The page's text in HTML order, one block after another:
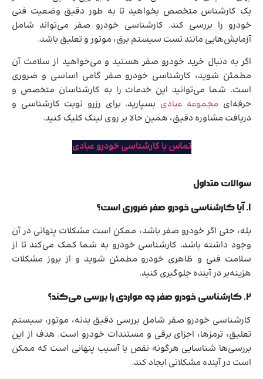
یک کارشناس متخصص بخواهید تا به طور دقیق وضعیت فنی
خودرو را بررسی کند. کارشناسی خودرو صفر می‌تواند شامل
آزمایش‌هایی مانند تست سیستم برق، موتور و تعلیق باشد.
اگر به دنبال خرید خودرو صفر هستید و می‌خواهید از سلامت آن
مطمئن شوید، کارشناسی خودرو صفر گامی اساسی و ضروری
است. شما می‌توانید این خدمات را به کارشناسان متخصص و
حرفه‌ای مجموعه عبادی بسپارید. برای رزرو نوبت کارشناسی و
دریافت مشاوره دقیق، همین حالا بر روی لینک کلیک کنید.
تماس با کارشناسی خودرو عبادی
سوالات متداول
1. آیا کارشناسی خودرو صفر ضروری است؟
بله، حتی اگر خودرو صفر باشد، ممکن است مشکلات پنهانی در آن
وجود داشته باشد. کارشناسی خودرو به شما کمک می‌کند تا از
سلامت فنی و ظاهری خودرو مطمئن شوید و از بروز مشکلات
هزینه‌بر در آینده جلوگیری کنید.
2. کارشناسی خودرو صفر چه مواردی را بررسی می‌کند؟
کارشناسی خودرو صفر شامل بررسی دقیق بدنه، موتور، سیستم
تعلیق، ترمزها، اجزای برقی و مستندات خودرو است. هدف از این
بررسی‌ها شناسایی هرگونه نقص یا آسیب پنهانی است که ممکن
است در آینده مشکلاتی ایجاد کند.